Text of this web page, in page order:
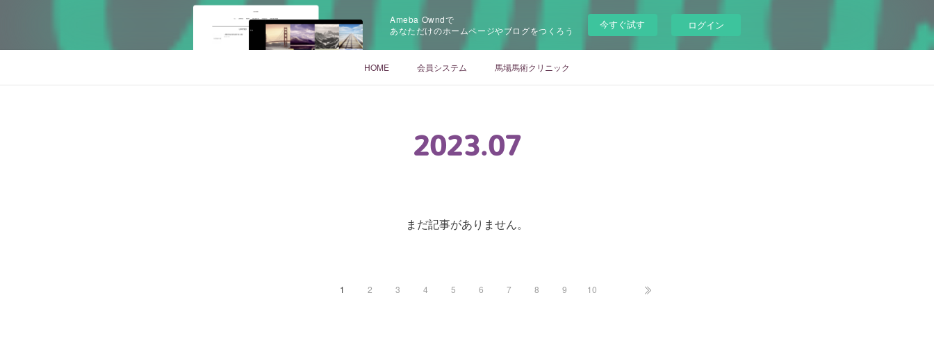
Ameba Owndで
あなただけのホームページやブログをつくろう
今すぐ試す ログイン
HOME 会員システム 馬場馬術クリニック
2023.07
まだ記事がありません。
1 2 3 4 5 6 7 8 9 10